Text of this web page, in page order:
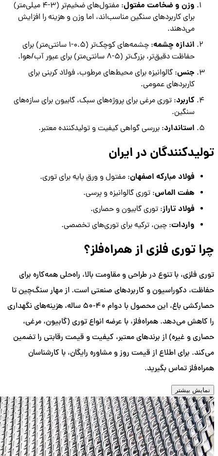
وزن و ضخامت مفتول
: مفتول‌های ضخیم‌تر (3-4 میلی‌متر)
برای کاربردهای سنگین مناسب‌اند، اما وزن و هزینه را افزایش
می‌دهند.
اندازه چشمه
: چشمه‌های کوچک‌تر (0.5-1 سانتی‌متر) برای
حفاظت دقیق‌تر، بزرگ‌تر (5-8 سانتی‌متر) برای عبور آب/هوا.
جنس: گالوانیزه برای محیط‌های مرطوب، فولاد کربنی برای
کاربردهای عمومی.
کاربرد: توری مرغی برای پروژه‌های سبک، گابیون برای سازه‌های
سنگین.
استاندارد: بررسی گواهی کیفیت و تولیدکننده معتبر.
تولیدکنندگان در ایران
فولاد مبارکه اصفهان: مفتول و ورق پایه برای توری.
هفت الماس: توری گالوانیزه و پرسی.
فولاد تاراز: توری گابیون و حصاری.
واردات: چین، ترکیه برای توری‌های تخصصی.
چرا توری فلزی از همراه‌فلز؟
توری فلزی، با تنوع در طراحی و مقاومت بالا، راه‌حلی همه‌کاره برای
حفاظت، دکوراسیون و کاربردهای صنعتی است. از مهار سنگ‌چین تا
حصارکشی باغ، این محصول با دوام 40-50 ساله، هزینه‌های نگهداری
را کاهش می‌دهد. همراه‌فلز، با عرضه انواع توری (گابیون، مرغی،
حصاری و غیره) از برندهای معتبر، کیفیت و قیمت رقابتی را تضمین
می‌کند. برای اطلاع از قیمت روز و مشاوره رایگان، با کارشناسان
همراه‌فلز تماس بگیرید.
نمایش بیشتر